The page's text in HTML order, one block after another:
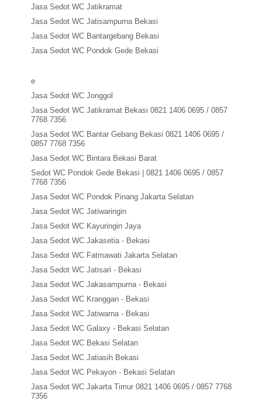
Jasa Sedot WC Jatikramat
Jasa Sedot WC Jatisampurna Bekasi
Jasa Sedot WC Bantargebang Bekasi
Jasa Sedot WC Pondok Gede Bekasi
e
Jasa Sedot WC Jonggol
Jasa Sedot WC Jatikramat Bekasi 0821 1406 0695 / 0857
7768 7356
Jasa Sedot WC Bantar Gebang Bekasi 0821 1406 0695 /
0857 7768 7356
Jasa Sedot WC Bintara Bekasi Barat
Sedot WC Pondok Gede Bekasi | 0821 1406 0695 / 0857
7768 7356
Jasa Sedot WC Pondok Pinang Jakarta Selatan
Jasa Sedot WC Jatiwaringin
Jasa Sedot WC Kayuringin Jaya
Jasa Sedot WC Jakasetia - Bekasi
Jasa Sedot WC Fatmawati Jakarta Selatan
Jasa Sedot WC Jatisari - Bekasi
Jasa Sedot WC Jakasampurna - Bekasi
Jasa Sedot WC Kranggan - Bekasi
Jasa Sedot WC Jatiwarna - Bekasi
Jasa Sedot WC Galaxy - Bekasi Selatan
Jasa Sedot WC Bekasi Selatan
Jasa Sedot WC Jatiasih Bekasi
Jasa Sedot WC Pekayon - Bekasi Selatan
Jasa Sedot WC Jakarta Timur 0821 1406 0695 / 0857 7768
7356